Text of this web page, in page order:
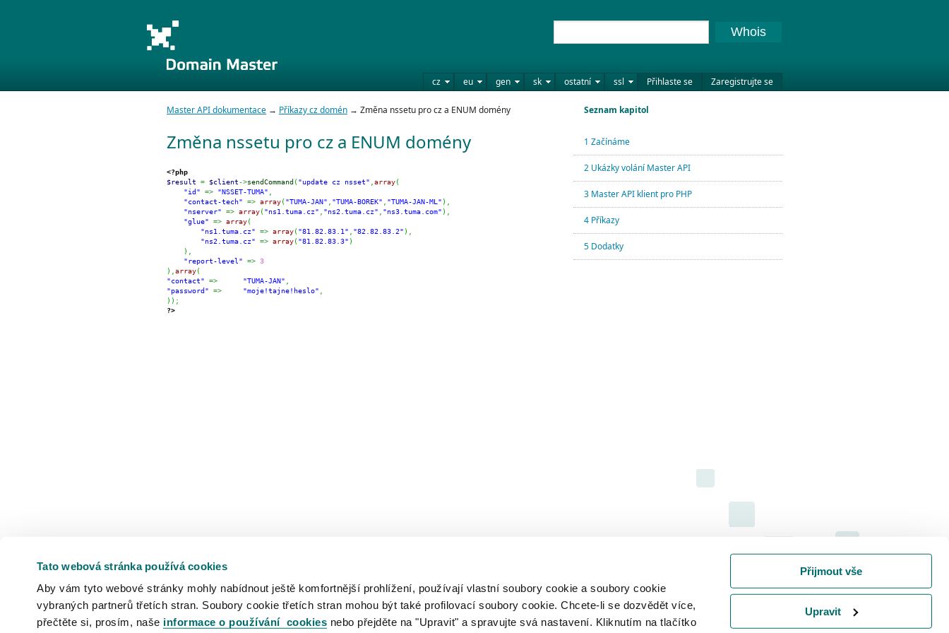
Tato webová stránka používá cookies
Aby vám tyto webové stránky mohly nabídnout ještě komfortnější prohlížení, používají vlastní soubory cookie a soubory cookie
vybraných partnerů třetích stran. Soubory cookie třetích stran mohou být také profilovací soubory cookie. Chcete-li se dozvědět více,
přečtěte si, prosím, naše informace o používání cookies nebo přejděte na "Upravit" a spravujte svá nastavení. Kliknutím na tlačítko
Přijmout vše
Upravit
cz eu gen sk ostatní ssl Přihlaste se Zaregistrujte se
Whois
Seznam kapitol
1 Začínáme
2 Ukázky volání Master API
3 Master API klient pro PHP
4 Příkazy
5 Dodatky
Master API dokumentace → Příkazy cz domén → Změna nssetu pro cz a ENUM domény
Změna nssetu pro cz a ENUM domény
<?php
$result
= $client->sendCommand ("update cz nsset" array(
"id"
=> "NSSET-TUMA"
"contact-tech"
=> array("TUMA-JAN" "TUMA-BOREK" "TUMA-JAN-ML" )
"nserver"
=> array("ns1.tuma.cz" "ns2.tuma.cz" "ns3.tuma.com" )
"glue"
=> array(
"ns1.tuma.cz"
=> array("81.82.83.1" "82.82.83.2" )
"ns2.tuma.cz"
=> array("81.82.83.3" )
)
"report-level"
=> 3
)
array(
"contact"
=> "TUMA-JAN"
"password"
=> "moje!tajne!heslo"
) ) ;
?>